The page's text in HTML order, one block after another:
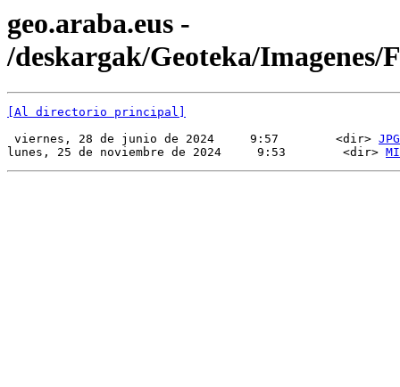
geo.araba.eus -
/deskargak/Geoteka/Imagenes/
[Al directorio principal]
viernes, 28 de junio de 2024     9:57        <dir> JPG
lunes, 25 de noviembre de 2024     9:53        <dir>